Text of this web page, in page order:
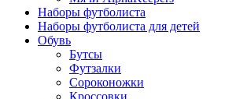
Наборы футболиста
Наборы футболиста для детей
Обувь
Бутсы
Футзалки
Сороконожки
Кроссовки